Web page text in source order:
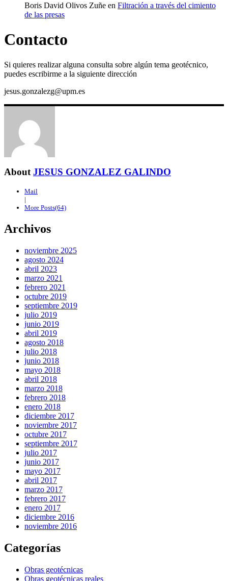
Boris David Olivos Zuñe en Filtración a través del cimiento
de las presas
Contacto
Si quieres realizar alguna consulta sobre algún tema geotécnico,
puedes escribirme a la siguiente dirección
jesus.gonzalezg@upm.es
AboutJESUS GONZALEZ GALINDO
Mail
|
More Posts(64)
Archivos
noviembre 2025
agosto 2024
abril 2023
marzo 2021
febrero 2021
octubre 2019
septiembre 2019
julio 2019
junio 2019
abril 2019
agosto 2018
julio 2018
junio 2018
mayo 2018
abril 2018
marzo 2018
febrero 2018
enero 2018
diciembre 2017
noviembre 2017
octubre 2017
septiembre 2017
julio 2017
junio 2017
mayo 2017
abril 2017
marzo 2017
febrero 2017
enero 2017
diciembre 2016
noviembre 2016
Categorías
Obras geotécnicas
Obras geotécnicas reales